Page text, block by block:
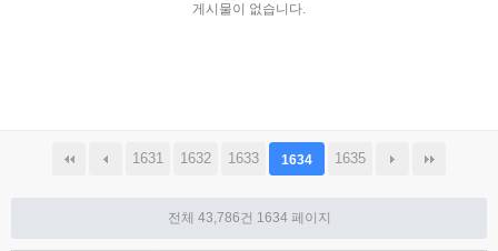
게시물이 없습니다.
1631 1632 1633 1634 1635
전체 43,786건 1634 페이지